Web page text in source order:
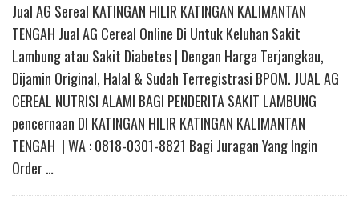
Jual AG Sereal KATINGAN HILIR KATINGAN KALIMANTAN
TENGAH Jual AG Cereal Online Di Untuk Keluhan Sakit
Lambung atau Sakit Diabetes | Dengan Harga Terjangkau,
Dijamin Original, Halal & Sudah Terregistrasi BPOM. JUAL AG
CEREAL NUTRISI ALAMI BAGI PENDERITA SAKIT LAMBUNG
pencernaan DI KATINGAN HILIR KATINGAN KALIMANTAN
TENGAH | WA : 0818-0301-8821 Bagi Juragan Yang Ingin
Order …